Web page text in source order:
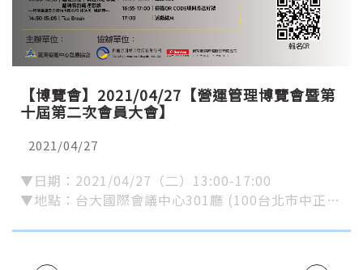
【博覽會】2021/04/27【營運管理博覽會暨第
十屆第二次會員大會】
2021/04/27
▼日期：2021/04/27（二）13:00-17:00
▼地點：台大國際會議中心301廳 (100台北市中正…